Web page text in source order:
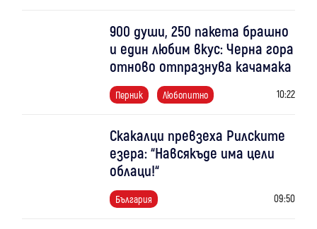
900 души, 250 пакета брашно
и един любим вкус: Черна гора
отново отпразнува качамака
Перник Любопитно 10:22
Скакалци превзеха Рилските
езера: “Навсякъде има цели
облаци!“
България 09:50